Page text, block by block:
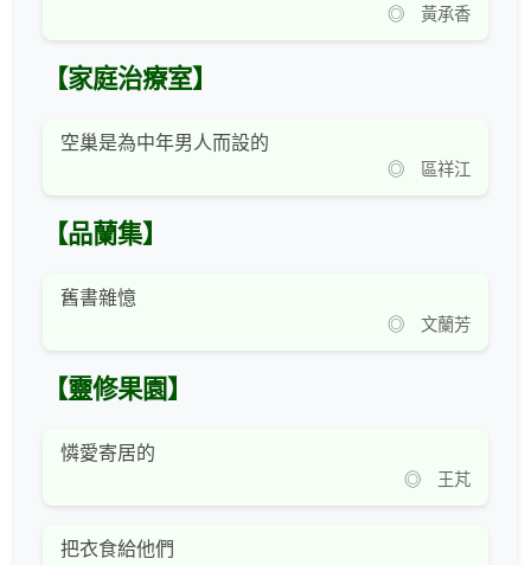
◎ 黃承香
【家庭治療室】
空巢是為中年男人而設的
◎ 區祥江
【品蘭集】
舊書雜憶
◎ 文蘭芳
【靈修果園】
憐愛寄居的
◎ 王芃
把衣食給他們